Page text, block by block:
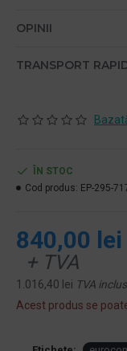
OPINII
TRANSPORT
840,00 lei
+ TVA
1.016,40 lei TVA inclus
Acest produs se
ÎN STOC
Cod produs: EP-295-